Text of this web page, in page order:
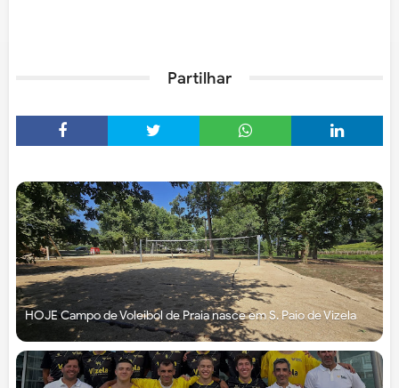
Partilhar
HOJE Campo de Voleibol de Praia nasce em S. Paio de Vizela